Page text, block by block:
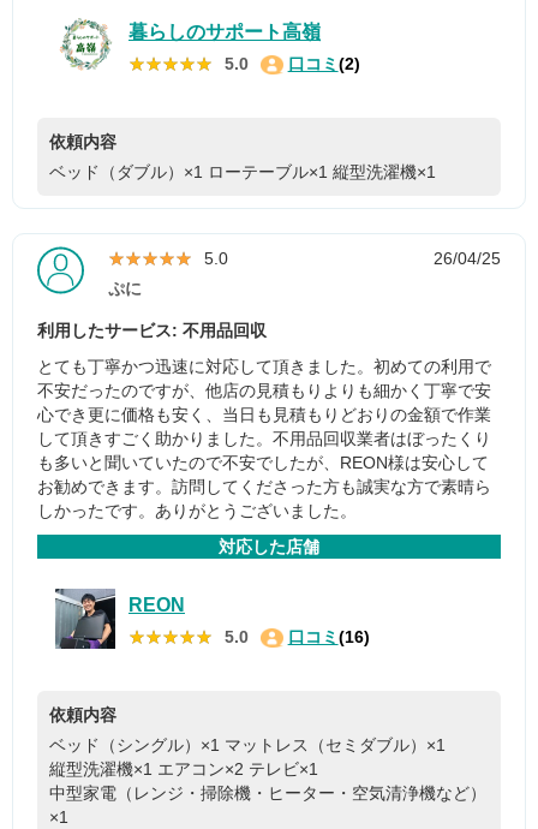
暮らしのサポート高嶺
★★★★★
★★★★★ 5.0 口コミ (2)
依頼内容
ベッド（ダブル）×1 ローテーブル×1 縦型洗濯機×1
★★★★★
★★★★★ 5.0
26/04/25
ぷに
利用したサービス: 不用品回収
とても丁寧かつ迅速に対応して頂きました。初めての利用で
不安だったのですが、他店の見積もりよりも細かく丁寧で安
心でき更に価格も安く、当日も見積もりどおりの金額で作業
して頂きすごく助かりました。不用品回収業者はぼったくり
も多いと聞いていたので不安でしたが、REON様は安心して
お勧めできます。訪問してくださった方も誠実な方で素晴ら
しかったです。ありがとうございました。
対応した店舗
REON
★★★★★
★★★★★ 5.0 口コミ (16)
依頼内容
ベッド（シングル）×1 マットレス（セミダブル）×1
縦型洗濯機×1 エアコン×2 テレビ×1
中型家電（レンジ・掃除機・ヒーター・空気清浄機など）
×1